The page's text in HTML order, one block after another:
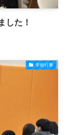
した！
学校行事